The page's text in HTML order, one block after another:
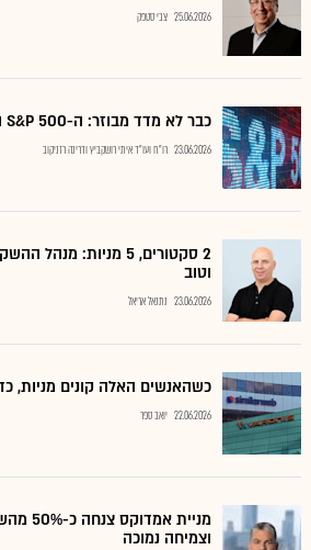
25.06.2026 צבי סטפק
כבר לא מדד מבוזר: ה-S&P 500 הפך להימור מרוכז על AI
23.06.2026 רו"ח ועו"ד איתי רושקביץ ודרינה רזניקוב
2 סקטורים, 5 מניות:
וטוב
23.06.2026 נתנאל אריאל
כשהאנשים האלה קונים מניות,
22.06.2026 יואב ספר
וצמיחה נמוכה